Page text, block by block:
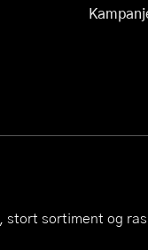
sortiment og